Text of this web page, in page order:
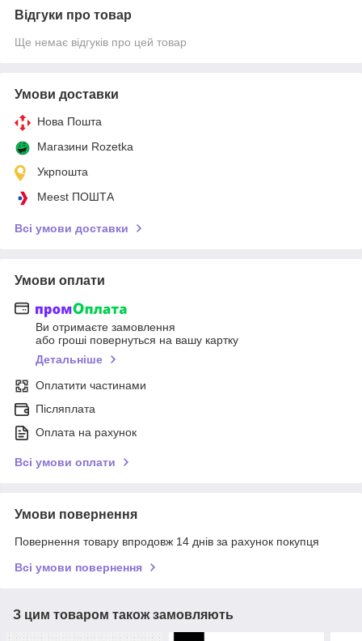
Відгуки про товар
Ще немає відгуків про цей товар
Умови доставки
Нова Пошта
Магазини Rozetka
Укрпошта
Meest ПОШТА
Всі умови доставки
Умови оплати
Ви отримаєте замовлення
або гроші повернуться на вашу картку
Детальніше
Оплатити частинами
Післяплата
Оплата на рахунок
Всі умови оплати
Умови повернення
Повернення товару впродовж 14 днів за рахунок покупця
Всі умови повернення
З цим товаром також замовляють